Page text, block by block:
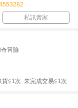
私訊賣家
冒險
≦1次 未完成交易≦1次